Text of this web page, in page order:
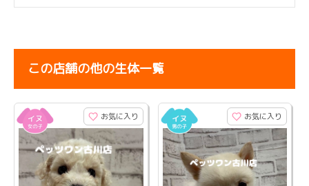
この店舗の他の生体一覧
お気に入り お気に入り